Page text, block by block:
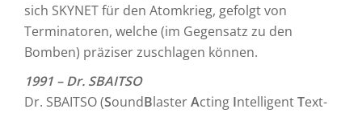
sich SKYNET für den Atomkrieg, gefolgt von
Terminatoren, welche (im Gegensatz zu den
Bomben) präziser zuschlagen können.
1991 – Dr. SBAITSO
Dr. SBAITSO (SoundBlasterActing IntelligentText-